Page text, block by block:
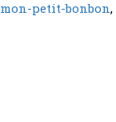
mon-petit-bonbon